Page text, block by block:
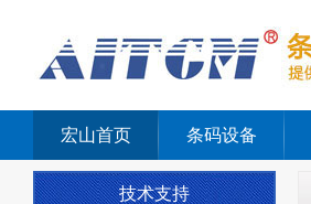
宏山首页 条码设备
技术支持